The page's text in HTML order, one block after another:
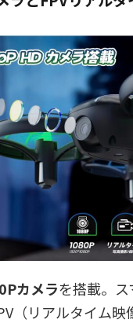
カメラを搭載。
（リアルタイム